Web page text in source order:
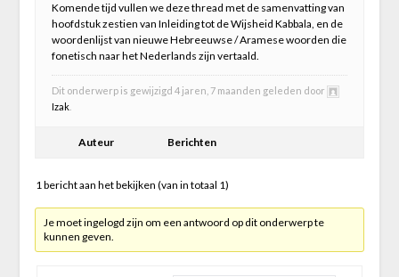
Komende tijd vullen we deze thread met de samenvatting van
hoofdstuk zestien van Inleiding tot de Wijsheid Kabbala, en de
woordenlijst van nieuwe Hebreeuwse / Aramese woorden die
fonetisch naar het Nederlands zijn vertaald.
Dit onderwerp is gewijzigd 4 jaren, 7 maanden geleden door
Izak.
Auteur Berichten
1 bericht aan het bekijken (van in totaal 1)
Je moet ingelogd zijn om een antwoord op dit onderwerp te
kunnen geven.